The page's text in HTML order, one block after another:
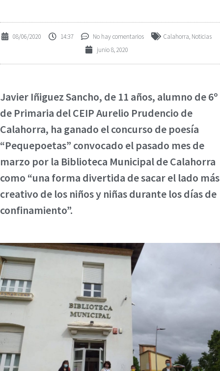
08/06/2020 14:37 No hay comentarios Calahorra, Noticias
junio 8, 2020
Javier Iñiguez Sancho, de 11 años, alumno de 6º
de Primaria del CEIP Aurelio Prudencio de
Calahorra, ha ganado el concurso de poesía
“Pequepoetas” convocado el pasado mes de
marzo por la Biblioteca Municipal de Calahorra
como “una forma divertida de sacar el lado más
creativo de los niños y niñas durante los días de
confinamiento”.